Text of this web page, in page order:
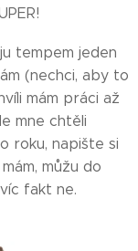
tempem jeden
(nechci, aby to
mám práci až
mne chtěli
roku, napište si
můžu do
fakt ne.